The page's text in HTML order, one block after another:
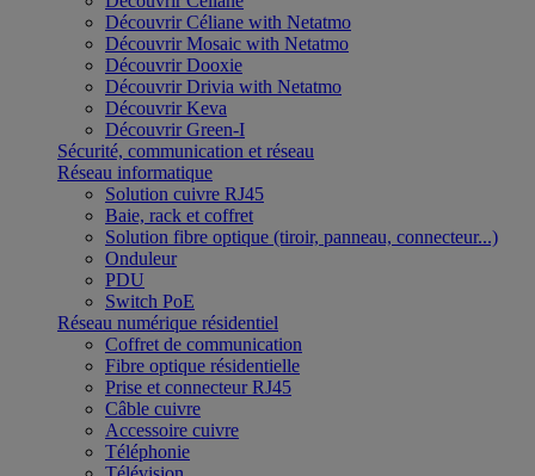
Découvrir Céliane with Netatmo
Découvrir Mosaic with Netatmo
Découvrir Dooxie
Découvrir Drivia with Netatmo
Découvrir Keva
Découvrir Green-I
Sécurité, communication et réseau
Réseau informatique
Solution cuivre RJ45
Baie, rack et coffret
Solution fibre optique (tiroir, panneau, connecteur...)
Onduleur
PDU
Switch PoE
Réseau numérique résidentiel
Coffret de communication
Fibre optique résidentielle
Prise et connecteur RJ45
Câble cuivre
Accessoire cuivre
Téléphonie